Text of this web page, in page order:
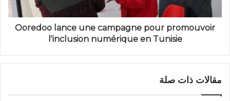
Ooredoo lance une campagne pour promouvoir
l'inclusion numérique en Tunisie
مقالات ذات صلة